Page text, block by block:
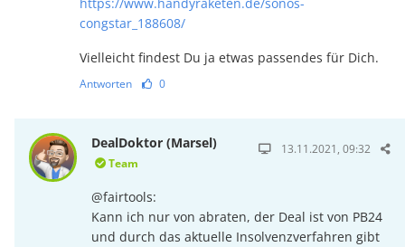
congstar_188608/
Vielleicht findest Du ja etwas passendes für Dich.
Antworten 0
DealDoktor (Marsel)
Team
13.11.2021, 09:32
@fairtools:
Kann ich nur von abraten, der Deal ist von PB24
und durch das aktuelle Insolvenzverfahren gibt